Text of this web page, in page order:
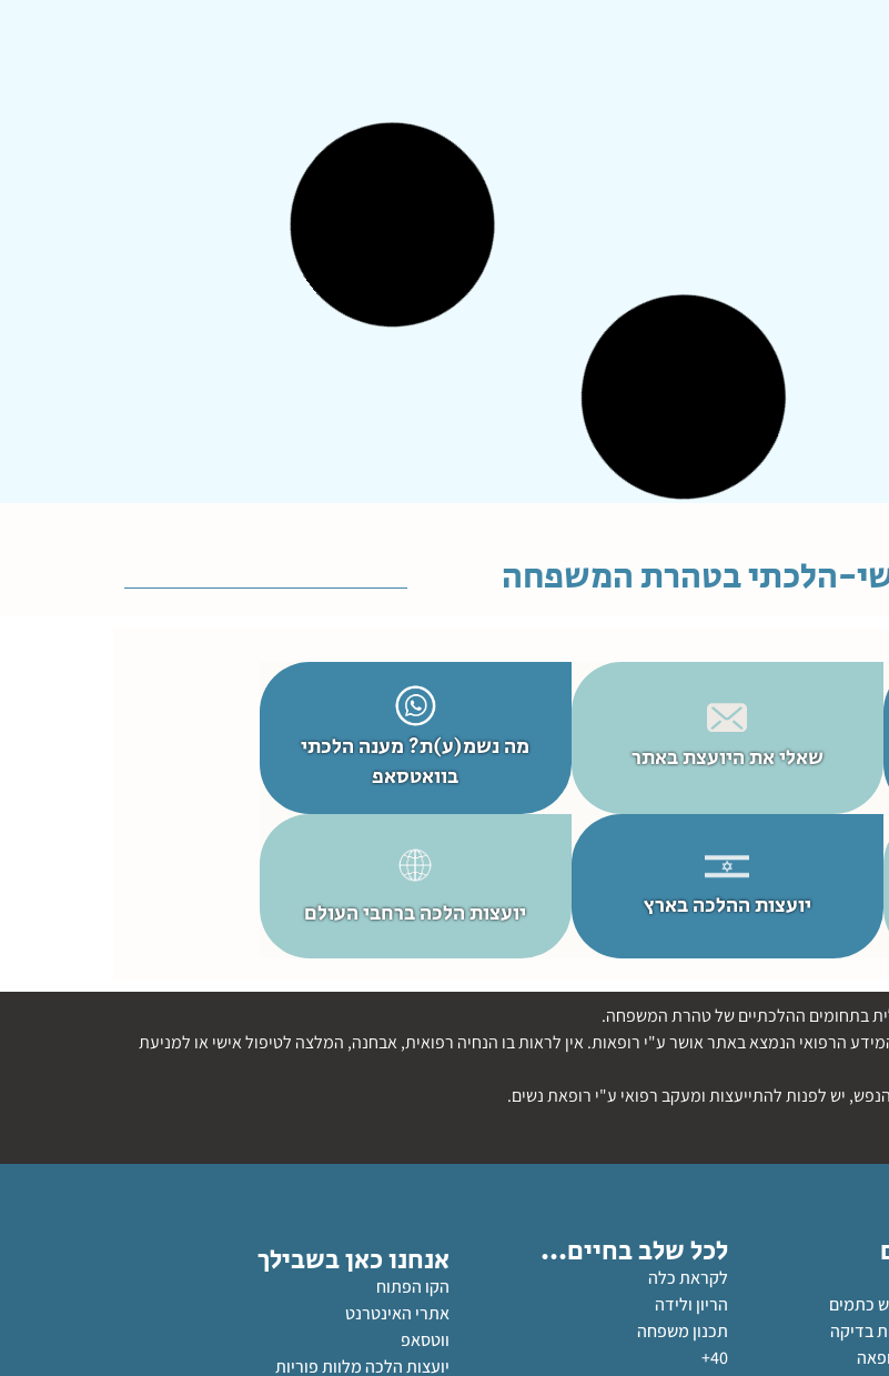
קרא עוד
הדימום המסיבי פסק לפני שבועיים,
התחלתי לספור ואז היה לי דימום אדום
בוהק כמעט כמו מחזור אבל לא כבד
יש דרך להימנע מלהיטמא?
אני נוטלת גלולות מזה כשנה.
גלולות מסוג סרזט פומניק, המכילות רק
פרוגסטרון, הבוקר לראשונה הייה לי כתם
דם בניגוב בבוקר.
אין לי תחושה של מח�...
קרא עוד
לאחר לידה
ב"ה אני שלושה שבועות לאחר לידה. אשמח
לקבל מכן פרטים על הדימום שלאחר
הלידה. אני כבר כמה ימים לא מדממת דם
אדום ממש, יש רק הפרשות חומות או...